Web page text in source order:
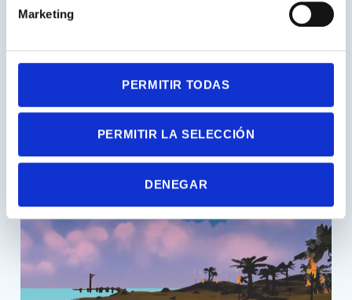
Marketing
PERMITIR TODAS
PERMITIR LA SELECCIÓN
DENEGAR